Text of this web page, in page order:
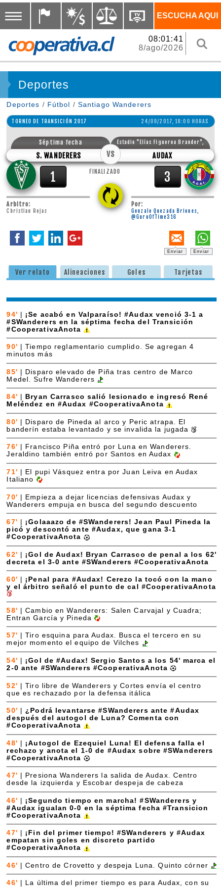
ESCUCHA AQUI
08:01:41
8/ago/2026
Deportes
Deportes / Fútbol / Santiago Wanderers
TORNEO DE TRANSICIÓN 2017 24/09/2017, 18:00 HORAS
Séptima fecha
S. WANDERERS
Estadio "Elías Figueroa Brander",
Valparaíso
AUDAX
VS
1 FINALIZADO 3
Arbitro:
Christian Rojas
Por:
Gonzalo Quezada Briones,
@GuruOfTime316
Enviar Enviar
Ver relato Alineaciones Goles Tarjetas
94' | ¡Se acabó en Valparaíso! #Audax venció 3-1 a
#SWanderers en la séptima fecha del Transición
#CooperativaAnota
90' |Tiempo reglamentario cumplido. Se agregan 4
minutos más
85'
Disparo elevado de Piña tras centro de Marco
Medel. Sufre Wanderers
84'
Bryan Carrasco salió lesionado e ingresó René
Meléndez en #Audax #CooperativaAnota
80'
Disparo de Pineda al arco y Peric atrapa. El
banderín estaba levantado y se invalida la jugada
76'
Francisco Piña entró por Luna en Wanderers.
Jeraldino también entró por Santos en Audax
71'
El pupi Vásquez entra por Juan Leiva en Audax
Italiano
70' | Empieza a dejar licencias defensivas Audax y
Wanderers empuja en busca del segundo descuento
67'
¡Golaaazo de #SWanderers! Jean Paul Pineda la
picó y descontó ante #Audax, que gana 3-1
#CooperativaAnota
62' | ¡Gol de Audax! Bryan Carrasco de penal a los 62'
decreta el 3-0 ante #SWanderers #CooperativaAnota
60'
¡Penal para #Audax! Cerezo la tocó con la mano
y el árbitro señaló el punto de cal #CooperativaAnota
58' |Cambio en Wanderers: Salen Carvajal y Cuadra;
Entran García y Pineda
57' |Tiro esquina para Audax. Busca el tercero en su
mejor momento el equipo de Vilches
54'
¡Gol de #Audax! Sergio Santos a los 54' marca el
2-0 ante #SWanderers #CooperativaAnota
52' |Tiro libre de Wanderers y Cortes envía el centro
que es rechazado por la defensa itálica
50' |¿Podrá levantarse #SWanderers ante #Audax
después del autogol de Luna? Comenta con
#CooperativaAnota
48' | ¡Autogol de Ezequiel Luna! El defensa falla el
rechazo y anota el 1-0 de #Audax sobre #SWanderers
#CooperativaAnota
47'
Presiona Wanderers la salida de Audax. Centro
desde la izquierda y Escobar despeja de cabeza
46'
¡Segundo tiempo en marcha! #SWanderers y
#Audax igualan 0-0 en la séptima fecha #Transicion
#CooperativaAnota
47'
¡Fin del primer tiempo! #SWanderers y #Audax
empatan sin goles en discreto partido
#CooperativaAnota
46' |Centro de Crovetto y despeja Luna. Quinto córner
46'
La última del primer tiempo es para Audax, con su